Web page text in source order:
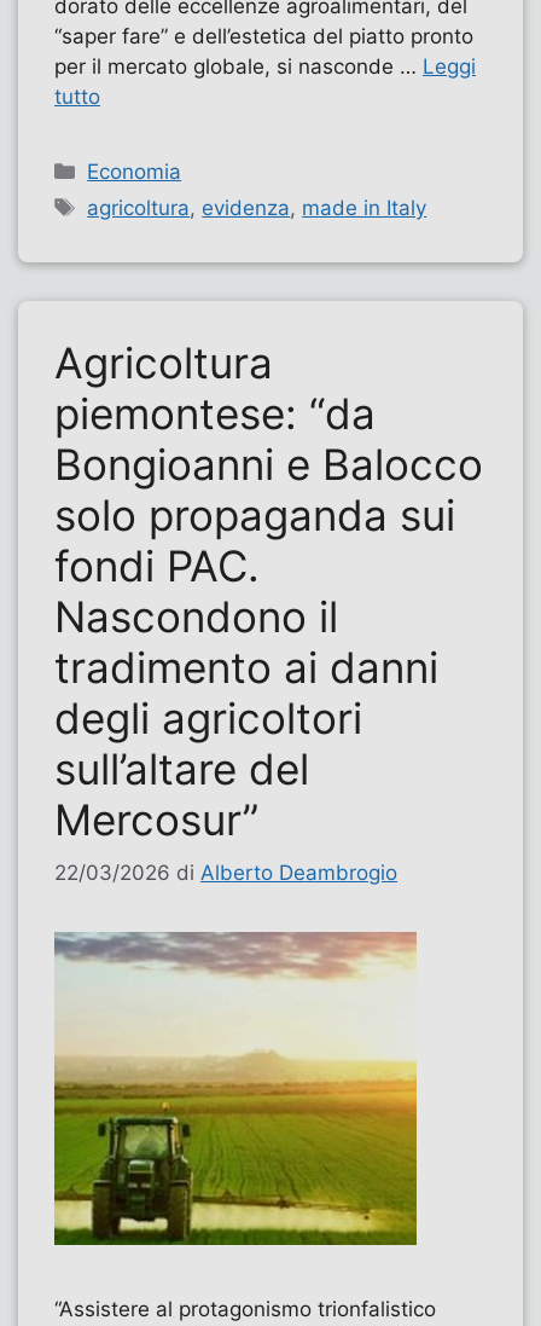
dorato delle eccellenze agroalimentari, del
“saper fare” e dell’estetica del piatto pronto
per il mercato globale, si nasconde … Leggi
tutto
Categorie
Economia
Tag
agricoltura, evidenza, made in Italy
Agricoltura
piemontese: “da
Bongioanni e Balocco
solo propaganda sui
fondi PAC.
Nascondono il
tradimento ai danni
degli agricoltori
sull’altare del
Mercosur”
22/03/2026 di Alberto Deambrogio
“Assistere al protagonismo trionfalistico